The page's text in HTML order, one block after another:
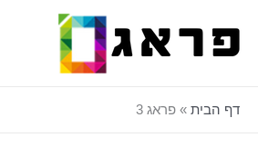
לתוכן
דף הבית » פראג 3